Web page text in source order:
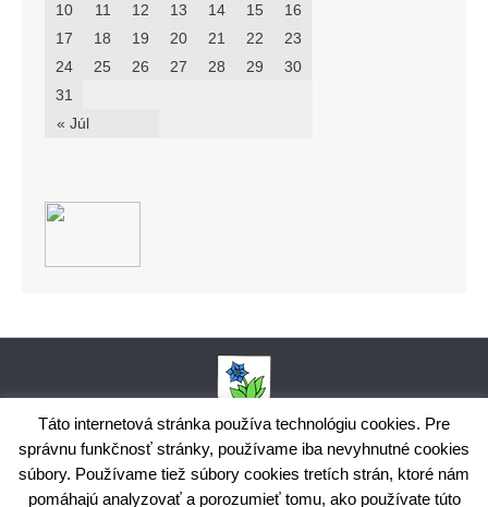
« Júl
10
11 12 13 14 15
16
17
18 19 20 21 22
23
24
25 26 27 28 29
30
31
Obecný úrad Bodiná, č. 102, 018 15 Prečín,
+421424398035,www.bodina.eu
IČO: 00 692 522, Prima banka Slovensko, a.s., IBAN: SK25 5600 0000
Táto internetová stránka používa technológiu cookies. Pre
správnu funkčnosť stránky, používame iba nevyhnutné cookies
súbory. Používame tiež súbory cookies tretích strán, ktoré nám
pomáhajú analyzovať a porozumieť tomu, ako používate túto